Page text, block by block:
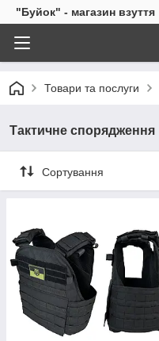
"Буйок" - магазин взуття
Товари та послуги
Тактичне спорядження
Сортування